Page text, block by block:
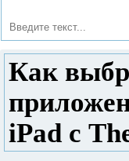
Как
iPad с